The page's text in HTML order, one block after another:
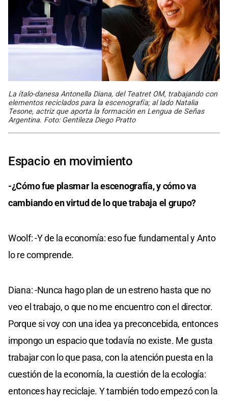
La ítalo-danesa Antonella Diana, del Teatret OM, trabajando con
elementos reciclados para la escenografía; al lado Natalia
Tesone, actriz que aporta la formación en Lengua de Señas
Argentina. Foto: Gentileza Diego Pratto
Espacio en movimiento
-¿Cómo fue plasmar la escenografía, y cómo va
cambiando en virtud de lo que trabaja el grupo?
Woolf: -Y de la economía: eso fue fundamental y Anto
lo re comprende.
Diana: -Nunca hago plan de un estreno hasta que no
veo el trabajo, o que no me encuentro con el director.
Porque si voy con una idea ya preconcebida, entonces
impongo un espacio que todavía no existe. Me gusta
trabajar con lo que pasa, con la atención puesta en la
cuestión de la economía, la cuestión de la ecología:
entonces hay reciclaje. Y también todo empezó con la